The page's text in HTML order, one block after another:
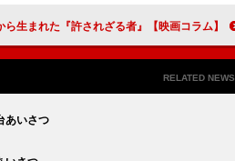
【映画コラム】日米の映画交流の中から生まれた『許されざる者』
RELATED NEWS
あいさつ